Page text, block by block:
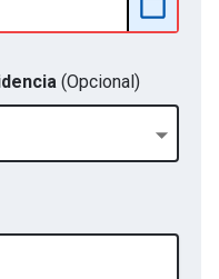
(Opcional)